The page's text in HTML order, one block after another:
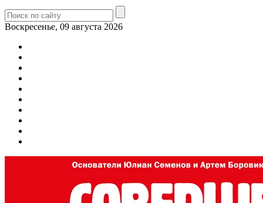
Воскресенье, 09 августа 2026